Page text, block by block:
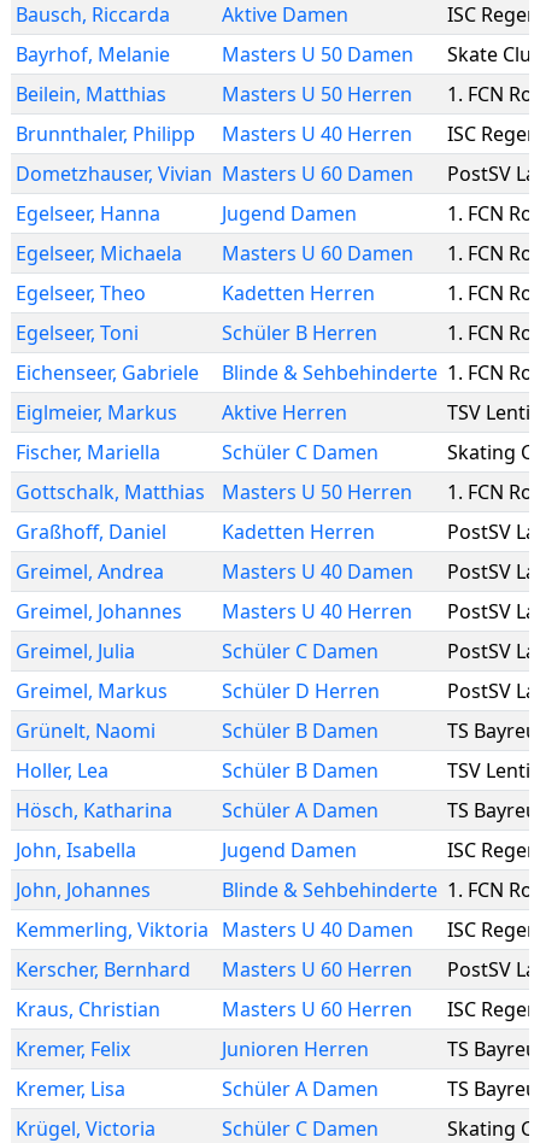
Bausch, Riccarda Aktive Damen
ISC
Bayrhof, Melanie Masters U 50 Damen
Skate
Beilein, Matthias Masters U 50 Herren
1. FCN
Brunnthaler, Philipp Masters U 40 Herren
ISC
Dometzhauser, Vivian Masters U 60 Damen
PostSV
Egelseer, Hanna Jugend Damen
1. FCN
Egelseer, Michaela Masters U 60 Damen
1. FCN
Egelseer, Theo Kadetten Herren
1. FCN
Egelseer, Toni Schüler B Herren
1. FCN
Eichenseer, Gabriele Blinde & Sehbehinderte 1. FCN
Eiglmeier, Markus Aktive Herren
TSV
Fischer, Mariella
Schüler C Damen
Gottschalk, Matthias Masters U 50 Herren
1. FCN
Graßhoff, Daniel Kadetten Herren
PostSV
Greimel, Andrea Masters U 40 Damen
PostSV
Greimel, Johannes Masters U 40 Herren
PostSV
Greimel, Julia Schüler C Damen
PostSV
Greimel, Markus Schüler D Herren
PostSV
Grünelt, Naomi Schüler B Damen
TS
Holler, Lea Schüler B Damen
TSV
Hösch, Katharina Schüler A Damen
TS
John, Isabella Jugend Damen
ISC
John, Johannes Blinde & Sehbehinderte 1. FCN
Kemmerling, Viktoria Masters U 40 Damen
ISC
Kerscher, Bernhard Masters U 60 Herren
PostSV
Kraus, Christian Masters U 60 Herren
ISC
Kremer, Felix Junioren Herren
TS
Kremer, Lisa Schüler A Damen
TS
Krügel, Victoria
Schüler C Damen